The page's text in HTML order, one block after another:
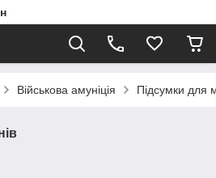
Військова амуніція Підсумки для